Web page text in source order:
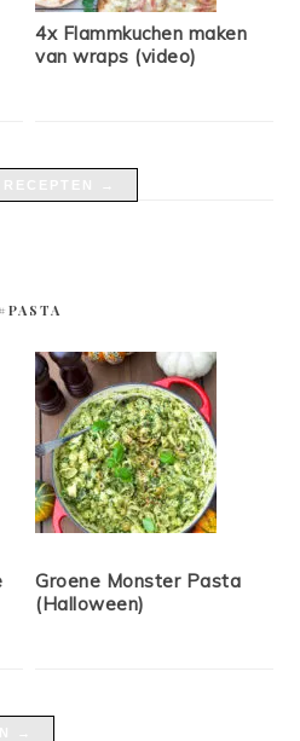
4x Flammkuchen maken
van wraps (video)
#PASTA
Groene Monster Pasta
(Halloween)